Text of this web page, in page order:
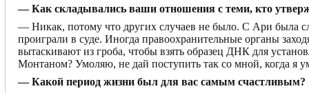
— Как складывались ваши отношения с теми, кто
— Никак, потому что других случаев не было. С Ари была
проиграли в суде. Иногда правоохранительные органы
вытаскивают из гроба, чтобы взять образец ДНК для
Монтаном? Умоляю, не дай поступить так со мной, когда я
— Какой период жизни был для вас самым счастливым?